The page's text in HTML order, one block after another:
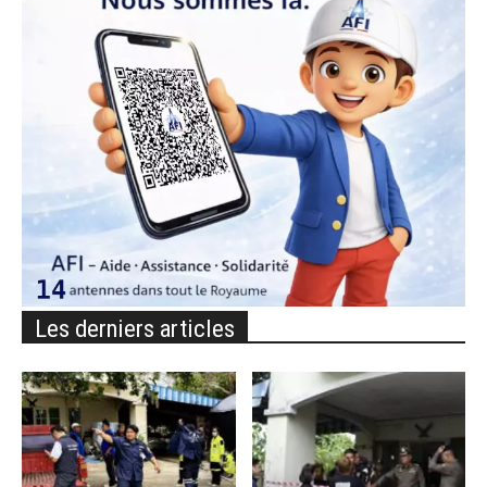
Les derniers articles